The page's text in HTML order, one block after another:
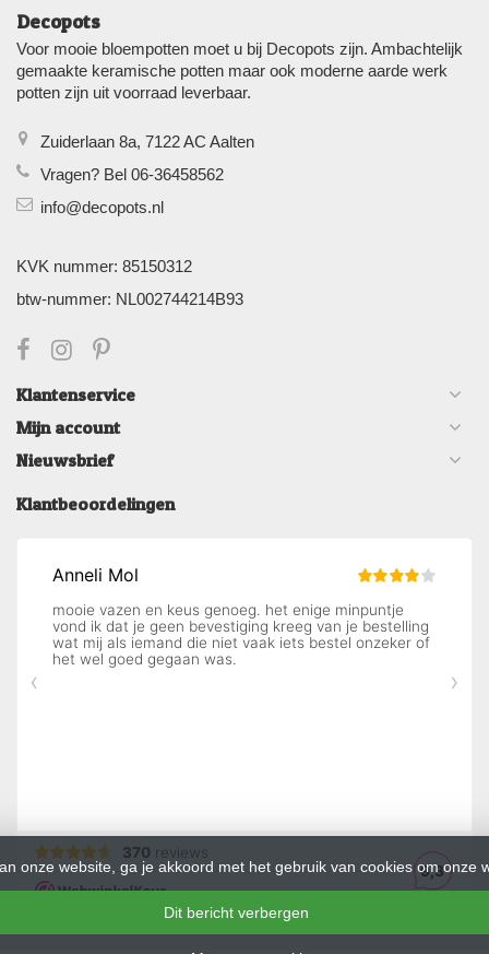
Decopots
Voor mooie bloempotten moet u bij Decopots zijn. Ambachtelijk
gemaakte keramische potten maar ook moderne aarde werk
potten zijn uit voorraad leverbaar.
Zuiderlaan 8a, 7122 AC Aalten
Vragen? Bel 06-36458562
info@decopots.nl
KVK nummer: 85150312
btw-nummer: NL002744214B93
Klantenservice
Mijn account
Nieuwsbrief
Klantbeoordelingen
onze website, ga je akkoord met het gebruik van cookies om onze
Dit bericht verbergen